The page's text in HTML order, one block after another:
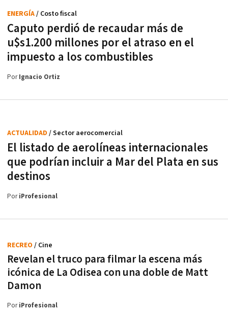
Caputo perdió de recaudar más de
u$s1.200 millones por el atraso en el
impuesto a los combustibles
ENERGÍA/ Costo fiscal
PorIgnacio Ortiz
El listado de aerolíneas internacionales
que podrían incluir a Mar del Plata en sus
destinos
ACTUALIDAD / Sector aerocomercial
PoriProfesional
Revelan el truco para filmar la escena más
icónica de La Odisea con una doble de Matt
Damon
RECREO / Cine
PoriProfesional